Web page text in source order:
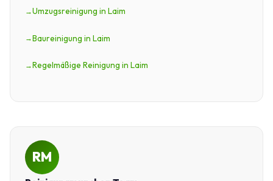
Umzugsreinigung in Laim
Baureinigung in Laim
Regelmäßige Reinigung in Laim
RM